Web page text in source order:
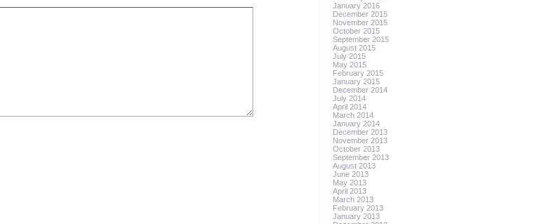
January 2016
December 2015
November 2015
October 2015
September 2015
August 2015
July 2015
May 2015
February 2015
January 2015
December 2014
July 2014
April 2014
March 2014
January 2014
December 2013
November 2013
October 2013
September 2013
August 2013
June 2013
May 2013
April 2013
March 2013
February 2013
January 2013